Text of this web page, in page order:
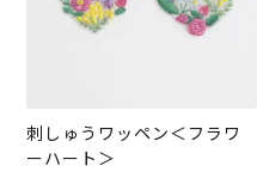
刺しゅうワッペン＜フラワ
ーハート＞